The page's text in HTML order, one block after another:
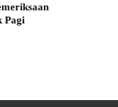
Pagi